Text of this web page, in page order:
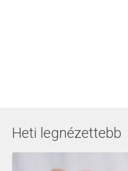
Heti legnézettebb